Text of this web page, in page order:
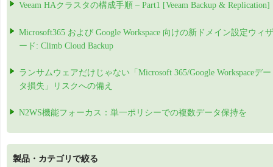
Veeam HAクラスタの構成手順 – Part1 [Veeam Backup & Replication]
Microsoft365 および Google Workspace 向けの新ドメイン設定ウィザ
ード: Climb Cloud Backup
ランサムウェアだけじゃない「Microsoft 365/Google Workspaceデー
タ損失」リスクへの備え
N2WS機能フォーカス：単一ポリシーでの複数データ保持を
製品・カテゴリで絞る